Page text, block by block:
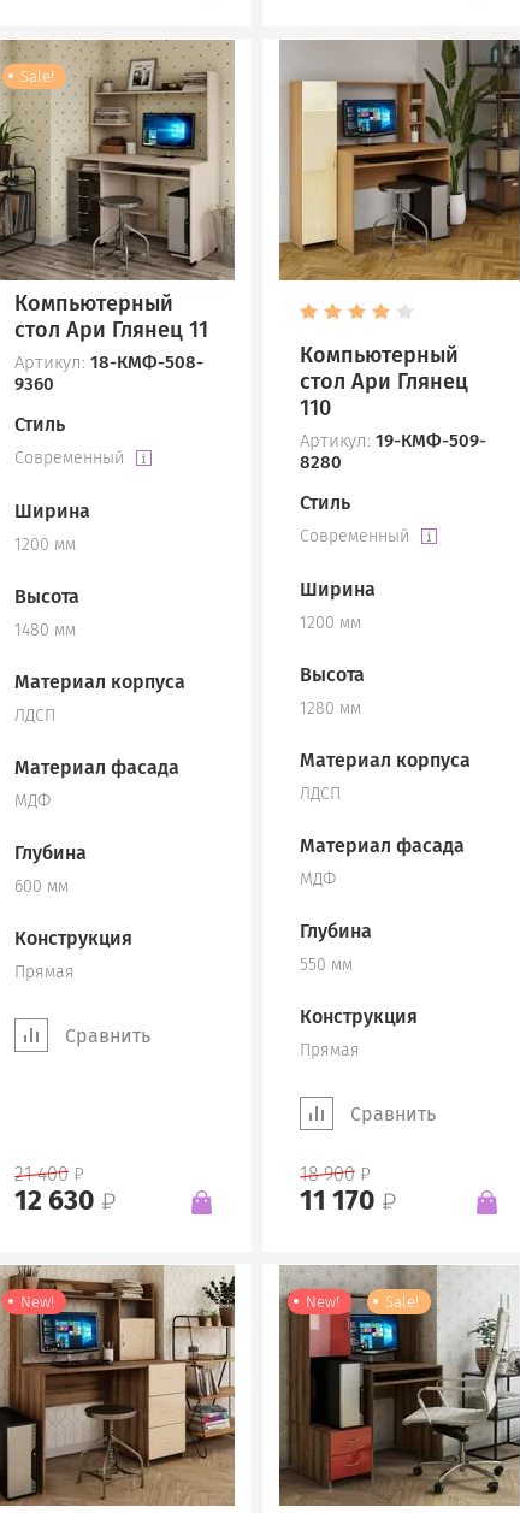
Sale!
Компьютерный
стол Ари Глянец 11
Артикул: 18-КМФ-508-
9360
Стиль
Современный
Ширина
1200 мм
Высота
1480 мм
Материал корпуса
ЛДСП
Материал фасада
МДФ
Глубина
600 мм
Конструкция
Прямая
Сравнить
21 400
12 630
Компьютерный
стол Ари Глянец
110
Артикул: 19-КМФ-509-
8280
Стиль
Современный
Ширина
1200 мм
Высота
1280 мм
Материал корпуса
ЛДСП
Материал фасада
МДФ
Глубина
550 мм
Конструкция
Прямая
Сравнить
18 900
11 170
New! New! Sale!